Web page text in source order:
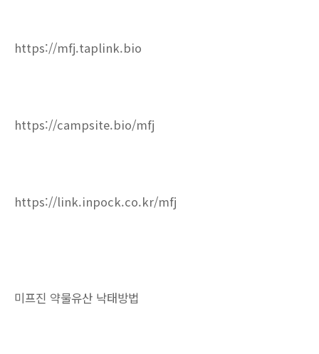
https://mfj.taplink.bio
https://campsite.bio/mfj
https://link.inpock.co.kr/mfj
미프진 약물유산 낙태방법